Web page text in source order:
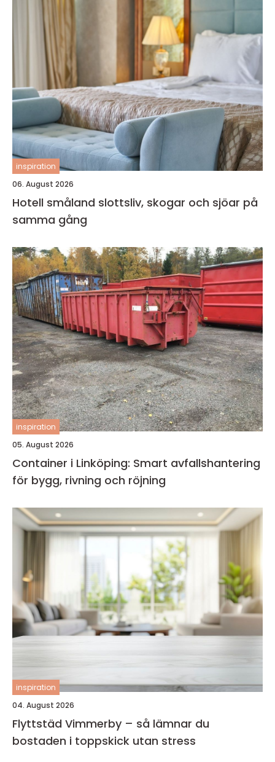
inspiration
06. August 2026
Hotell småland slottsliv, skogar och sjöar på
samma gång
inspiration
05. August 2026
Container i Linköping: Smart avfallshantering
för bygg, rivning och röjning
inspiration
04. August 2026
Flyttstäd Vimmerby – så lämnar du
bostaden i toppskick utan stress